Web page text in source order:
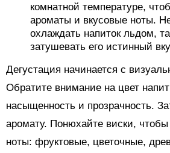
комнатной температуре,
ароматы и вкусовые ноты.
охлаждать напиток льдом,
затушевать его истинный
Дегустация начинается с
Обратите внимание на цвет
насыщенность и прозрачность.
аромату. Понюхайте виски, чтобы
ноты: фруктовые, цветочные,